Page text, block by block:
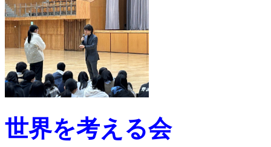
世界を考える会